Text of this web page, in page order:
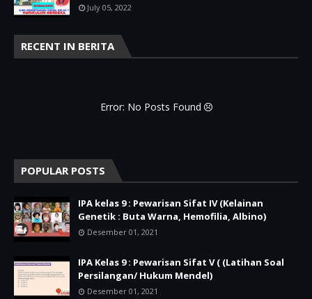
July 05, 2022
RECENT IN BERITA
Error: No Posts Found
POPULAR POSTS
IPA kelas 9 : Pewarisan Sifat IV (Kelainan
Genetik : Buta Warna, Hemofilia, Albino)
Desember 01, 2021
IPA Kelas 9 : Pewarisan Sifat V ( (Latihan Soal
Persilangan/ Hukum Mendel)
Desember 01, 2021